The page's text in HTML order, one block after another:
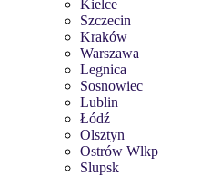
Kielce
Szczecin
Kraków
Warszawa
Legnica
Sosnowiec
Lublin
Łódź
Olsztyn
Ostrów Wlkp
Slupsk